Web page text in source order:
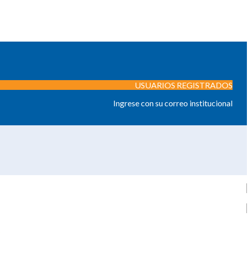
USUARIOS REGISTRADOS
Ingrese con su correo institucional